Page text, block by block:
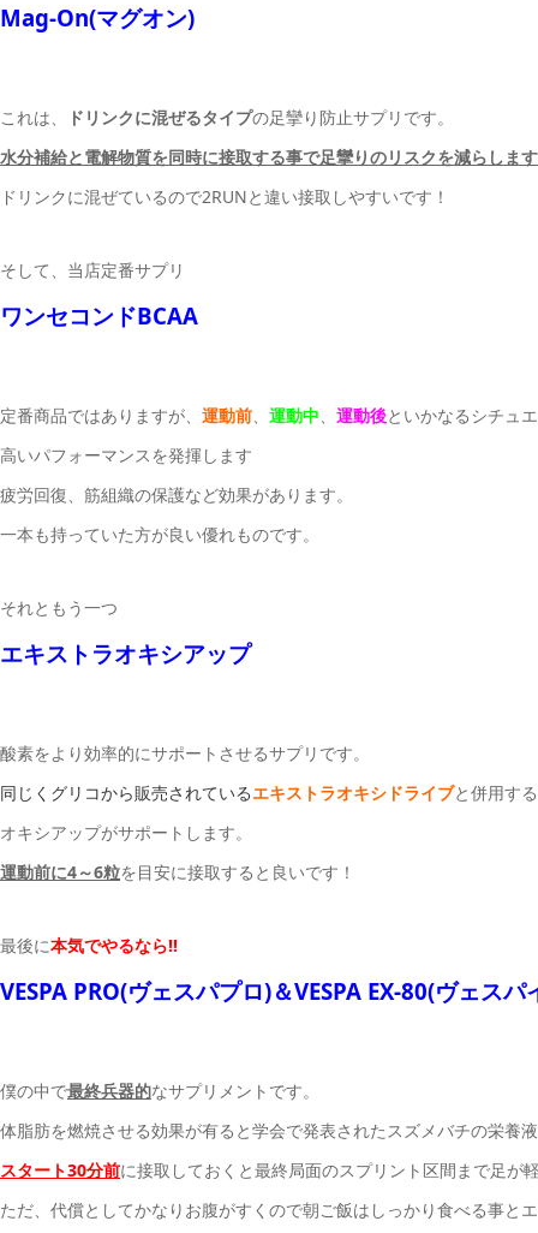
Mag-On(マグオン)
これは、 ドリンクに混ぜるタイプの足攣り防止サプリです。
水分補給と電解物質を同時に接取する事で足攣りのリスクを減らしま
ドリンクに混ぜているので2RUNと違い接取しやすいです！
そして、当店定番サプリ
ワンセコンドBCAA
定番商品ではありますが、 運動前 運動中 運動後といかなるシチュ
高いパフォーマンスを発揮します
疲労回復、筋組織の保護など効果があります。
一本も持っていた方が良い優れものです。
それともう一つ
エキストラオキシアップ
酸素をより効率的にサポートさせるサプリです。
同じくグリコから販売されているエキストラオキシドライブと併用す
オキシアップがサポートします。
運動前に4～6粒を目安に接取すると良いです！
最後に本気でやるなら!!
VESPA PRO(ヴェスパプロ)＆VESPA EX-80(ヴェス
僕の中で最終兵器的なサプリメントです。
体脂肪を燃焼させる効果が有ると学会で発表されたスズメバチの栄養
スタート30分前に接取しておくと最終局面のスプリント区間まで足が
ただ、代償としてかなりお腹がすくので朝ご飯はしっかり食べる事と